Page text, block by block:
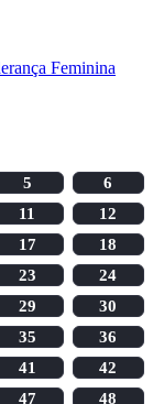
Feminina
5
6
11
12
17
18
23
24
29
30
35
36
41
42
47
48